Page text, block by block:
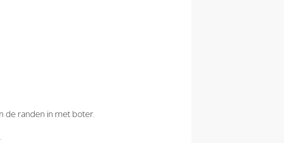
de randen in met boter.